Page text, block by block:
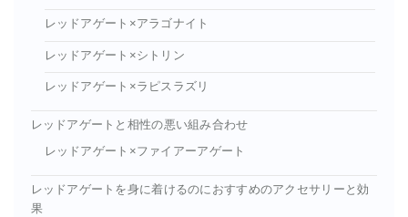
レッドアゲート×アラゴナイト
レッドアゲート×シトリン
レッドアゲート×ラピスラズリ
レッドアゲートと相性の悪い組み合わせ
レッドアゲート×ファイアーアゲート
レッドアゲートを身に着けるのにおすすめのアクセサリーと効
果